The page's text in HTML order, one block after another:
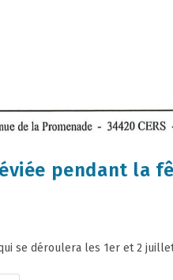
pendant la
se déroulera les 1er et 2